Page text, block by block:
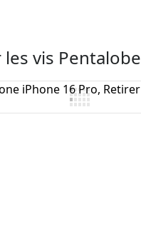
les vis Pentalobe